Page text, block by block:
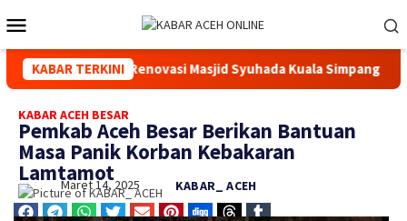
KABAR TERKINI
Melalui Renovasi Masjid Syuhada Kuala Simpang
KABAR ACEH BESAR
Pemkab Aceh Besar Berikan Bantuan
Masa Panik Korban Kebakaran
Lamtamot KABAR_ ACEH
Maret 14, 2025